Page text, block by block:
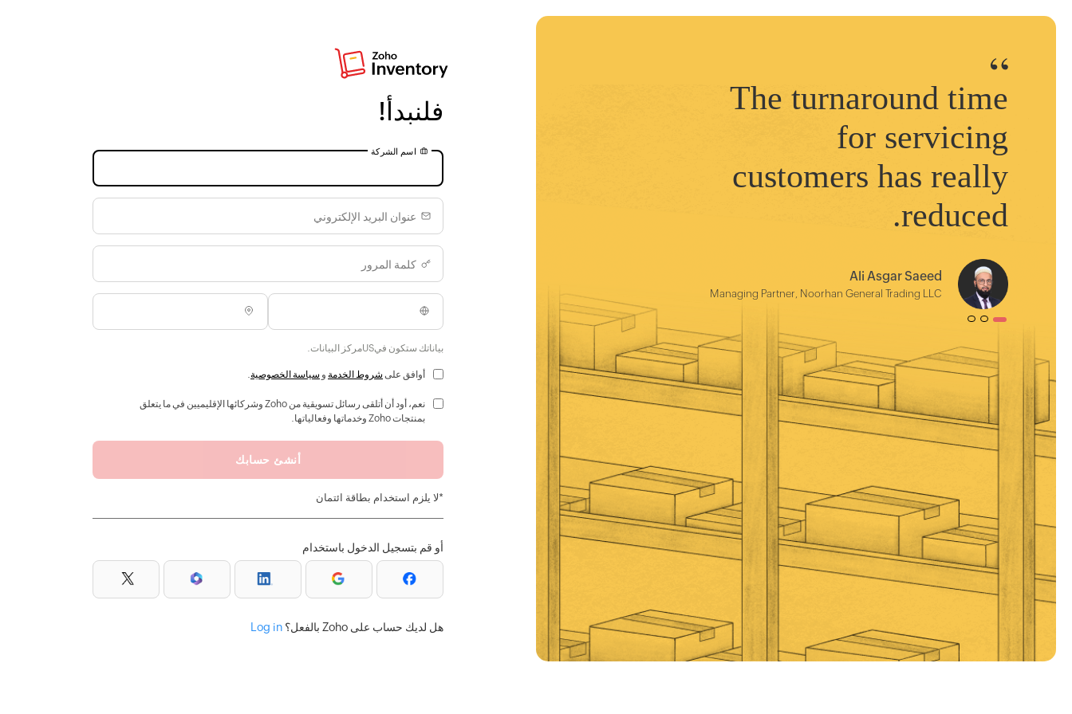
The turnaround time
for servicing
customers has really
reduced.
Ali Asgar Saeed
Managing Partner, Noorhan General Trading LLC
فلنبدأ!
اسم الشركة
عنوان البريد الإلكتروني
كلمة المرور
بياناتك ستكون فيUSمركز البيانات.
أوافق على شروط الخدمة و سياسة الخصوصية.
نعم، أود أن أتلقى رسائل تسويقية من Zoho وشركائها الإقليميين في ما يتعلق
بمنتجات Zoho وخدماتها وفعالياتها.
أنشئ حسابك
*لا يلزم استخدام بطاقة ائتمان
أو قم بتسجيل الدخول باستخدام
هل لديك حساب على Zoho بالفعل؟ Log in